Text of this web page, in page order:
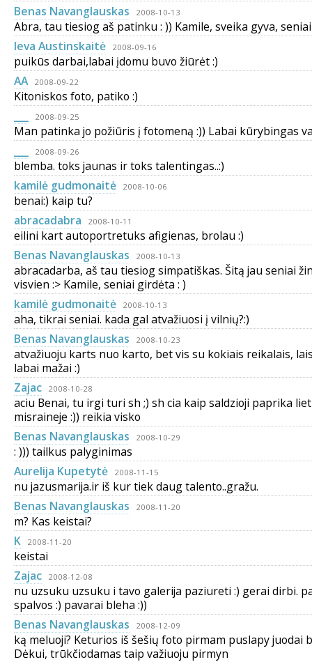
Benas Navanglauskas
2008-10-13
Abra, tau tiesiog aš patinku : )) Kamile, sveika gyva,
Ieva Austinskaitė
2008-09-16
puikūs darbai,labai įdomu buvo žiūrėt :)
AA
2008-09-22
Kitoniskos foto, patiko :)
2008-09-25
Man patinka jo požiūris į fotomeną :)) Labai kūrybingas
2008-09-26
blemba. toks jaunas ir toks talentingas..:)
kamilė gudmonaitė
2008-10-06
benai:) kaip tu?
abracadabra
2008-10-11
eilini kart autoportretuks afigienas, brolau :)
Benas Navanglauskas
2008-10-13
abracadarba, aš tau tiesiog simpatiškas. Šitą jau seniai
visvien :> Kamile, seniai girdėta : )
kamilė gudmonaitė
2008-10-13
aha, tikrai seniai. kada gal atvažiuosi į vilnių?:)
Benas Navanglauskas
2008-10-23
atvažiuoju karts nuo karto, bet vis su kokiais reikalais,
labai mažai :)
Zajac
2008-10-28
aciu Benai, tu irgi turi sh ;) sh cia kaip saldzioji paprika
misraineje :)) reikia visko
Benas Navanglauskas
2008-10-29
: ))) tailkus palyginimas
Aurelija Kupetytė
2008-11-15
nu jazusmarija.ir iš kur tiek daug talento..gražu.
Benas Navanglauskas
2008-11-20
m? Kas keistai?
K
2008-11-20
keistai
Zajac
2008-12-08
nu uzsuku uzsuku i tavo galerija paziureti :) gerai dirbi.
spalvos :) pavarai bleha :))
Benas Navanglauskas
2008-12-09
ką meluoji? Keturios iš šešių foto pirmam puslapy juodai
Dėkui, trūkčiodamas taip važiuoju pirmyn